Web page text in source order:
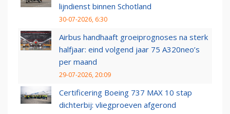
lijndienst binnen Schotland
30-07-2026, 6:30
Airbus handhaaft groeiprognoses na sterk
halfjaar: eind volgend jaar 75 A320neo’s
per maand
29-07-2026, 20:09
Certificering Boeing 737 MAX 10 stap
dichterbij: vliegproeven afgerond